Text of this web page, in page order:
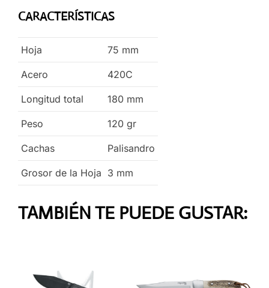
CARACTERÍSTICAS
Hoja 75 mm
Acero 420C
Longitud total 180 mm
Peso 120 gr
Cachas Palisandro
Grosor de la Hoja 3 mm
TAMBIÉN TE PUEDE GUSTAR: